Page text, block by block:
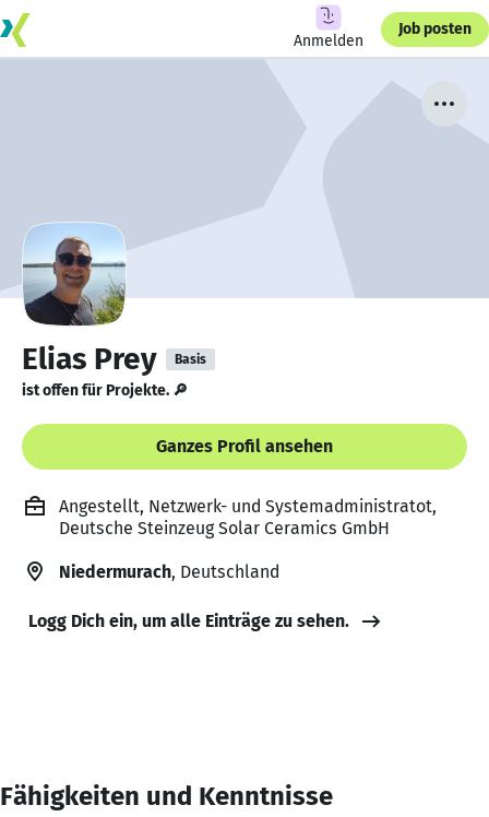
Anmelden
Job posten
Elias Prey Basis
ist offen für Projekte. 🔎
Ganzes Profil ansehen
Angestellt, Netzwerk- und Systemadministratot,
Deutsche Steinzeug Solar Ceramics GmbH
Niedermurach, Deutschland
Logg Dich ein, um alle Einträge zu sehen.
Fähigkeiten und Kenntnisse